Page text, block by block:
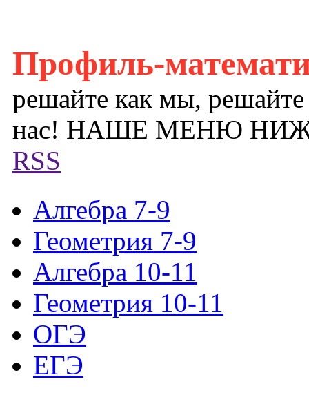
Профиль-
решайте как мы,
нас! НАШЕ МЕНЮ
RSS
Алгебра 7-9
Геометрия 7-9
Алгебра 10-11
Геометрия 10-11
ОГЭ
ЕГЭ